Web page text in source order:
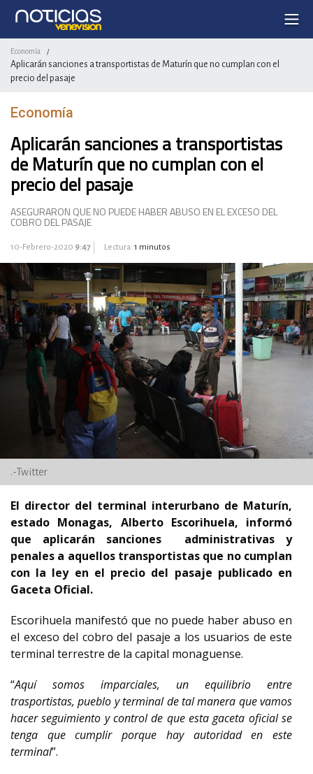
Economía /
Aplicarán sanciones a transportistas de Maturín que no cumplan con el
precio del pasaje
Economía
Aplicarán sanciones a transportistas
de Maturín que no cumplan con el
precio del pasaje
ASEGURARON QUE NO PUEDE HABER ABUSO EN EL EXCESO DEL
COBRO DEL PASAJE
10-Febrero-2020 9:47 Lectura: 1 minutos
.-Twitter
El director del terminal interurbano de Maturín,
estado Monagas, Alberto Escorihuela, informó
que aplicarán sanciones administrativas y
penales a aquellos transportistas que no cumplan
con la ley en el precio del pasaje publicado en
Gaceta Oficial.
Escorihuela manifestó que no puede haber abuso en
el exceso del cobro del pasaje a los usuarios de este
terminal terrestre de la capital monaguense.
“Aquí somos imparciales, un equilibrio entre
trasportistas, pueblo y terminal de tal manera que vamos
hacer seguimiento y control de que esta gaceta oficial se
tenga que cumplir porque hay autoridad en este
terminal”.